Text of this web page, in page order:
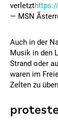
verletzt
— MSN
Auch in der
Musik in den
Strand oder
waren im
Zelten zu